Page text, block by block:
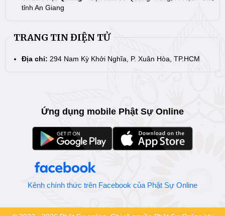
tỉnh An Giang
TRANG TIN ĐIỆN TỬ
Địa chỉ: 294 Nam Kỳ Khởi Nghĩa, P. Xuân Hòa, TP.HCM
Ứng dụng mobile Phật Sự Online
Kênh chính thức trên Facebook của Phật Sự Online